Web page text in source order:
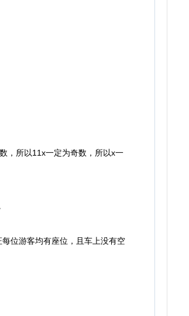
，所以11x一定为奇数，所以x一
位游客均有座位，且车上没有空